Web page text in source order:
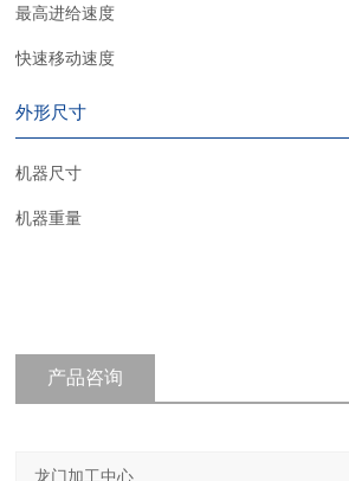
最高进给速度
快速移动速度
外形尺寸
机器尺寸
机器重量
产品咨询